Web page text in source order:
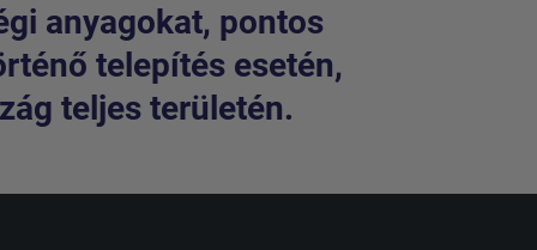
anyagokat, pontos
telepítés esetén,
teljes területén.